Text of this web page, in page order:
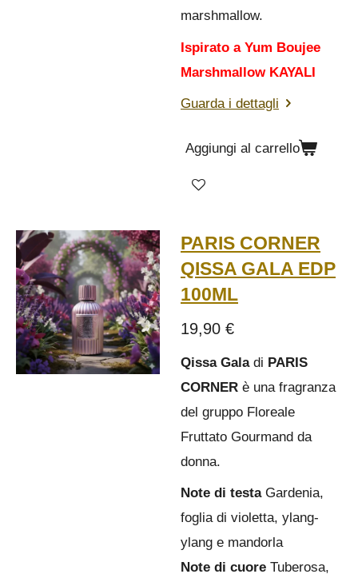
marshmallow.
Ispirato a Yum Boujee
Marshmallow KAYALI
Guarda i dettagli
Aggiungi al carrello
PARIS CORNER
QISSA GALA EDP
100ML
19,90 €
Qissa Galadi PARIS
CORNER è una fragranza
del gruppo Floreale
Fruttato Gourmand da
donna.
Note di testaGardenia,
foglia di violetta, ylang-
ylang e mandorla
Note di cuore Tuberosa,